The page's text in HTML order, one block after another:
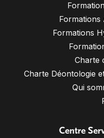
Formations
Charte
Charte Déontologie
Qui
Centre